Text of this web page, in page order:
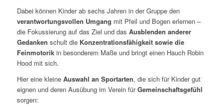
Dabei können Kinder ab sechs Jahren in der Gruppe den
verantwortungsvollen Umgang mit Pfeil und Bogen erlernen –
die Fokussierung auf das Ziel und das Ausblenden anderer
Gedanken schult die Konzentrationsfähigkeit sowie die
Feinmotorikin besonderem Maße und bringt einen Hauch Robin
Hood mit sich.
Hier eine kleineAuswahl an Sportarten, die sich für Kinder gut
eignen und deren Ausübung im Verein fürGemeinschaftsgefühl
sorgen: